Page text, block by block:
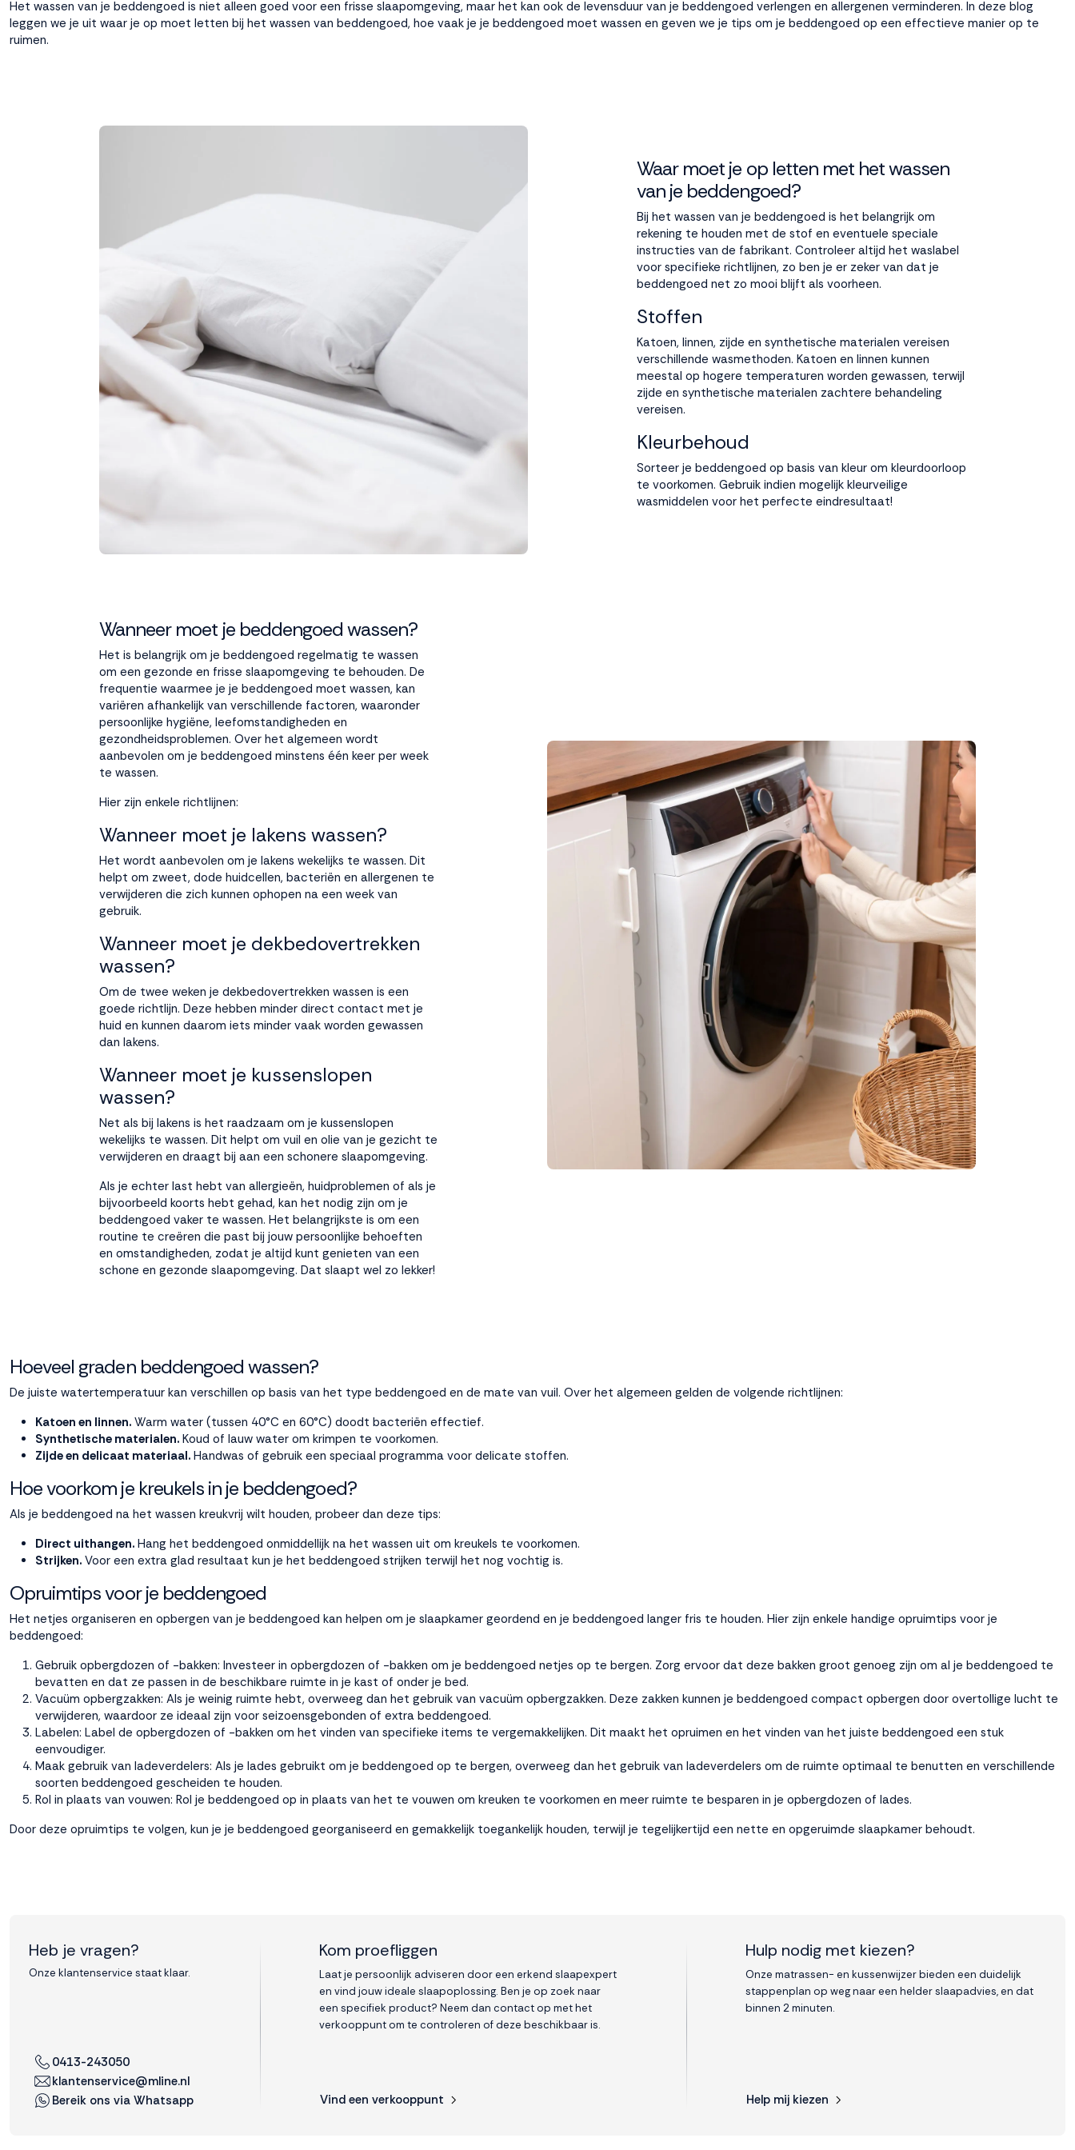
Het wassen van je beddengoed is niet alleen goed voor een frisse slaapomgeving, maar het kan ook de levensduur van je beddengoed verlengen en allergenen verminderen. In deze blog
leggen we je uit waar je op moet letten bij het wassen van beddengoed, hoe vaak je je beddengoed moet wassen en geven we je tips om je beddengoed op een effectieve manier op te
ruimen.
Waar moet je op letten met het wassen
van je beddengoed?
Bij het wassen van je beddengoed is het belangrijk om
rekening te houden met de stof en eventuele speciale
instructies van de fabrikant. Controleer altijd het waslabel
voor specifieke richtlijnen, zo ben je er zeker van dat je
beddengoed net zo mooi blijft als voorheen.
Stoffen
Katoen, linnen, zijde en synthetische materialen vereisen
verschillende wasmethoden. Katoen en linnen kunnen
meestal op hogere temperaturen worden gewassen, terwijl
zijde en synthetische materialen zachtere behandeling
vereisen.
Kleurbehoud
Sorteer je beddengoed op basis van kleur om kleurdoorloop
te voorkomen. Gebruik indien mogelijk kleurveilige
wasmiddelen voor het perfecte eindresultaat!
Wanneer moet je beddengoed wassen?
Het is belangrijk om je beddengoed regelmatig te wassen
om een gezonde en frisse slaapomgeving te behouden. De
frequentie waarmee je je beddengoed moet wassen, kan
variëren afhankelijk van verschillende factoren, waaronder
persoonlijke hygiëne, leefomstandigheden en
gezondheidsproblemen. Over het algemeen wordt
aanbevolen om je beddengoed minstens één keer per week
te wassen.
Hier zijn enkele richtlijnen:
Wanneer moet je lakens wassen?
Het wordt aanbevolen om je lakens wekelijks te wassen. Dit
helpt om zweet, dode huidcellen, bacteriën en allergenen te
verwijderen die zich kunnen ophopen na een week van
gebruik.
Wanneer moet je dekbedovertrekken
wassen?
Om de twee weken je dekbedovertrekken wassen is een
goede richtlijn. Deze hebben minder direct contact met je
huid en kunnen daarom iets minder vaak worden gewassen
dan lakens.
Wanneer moet je kussenslopen
wassen?
Net als bij lakens is het raadzaam om je kussenslopen
wekelijks te wassen. Dit helpt om vuil en olie van je gezicht te
verwijderen en draagt bij aan een schonere slaapomgeving.
Als je echter last hebt van allergieën, huidproblemen of als je
bijvoorbeeld koorts hebt gehad, kan het nodig zijn om je
beddengoed vaker te wassen. Het belangrijkste is om een
routine te creëren die past bij jouw persoonlijke behoeften
en omstandigheden, zodat je altijd kunt genieten van een
schone en gezonde slaapomgeving. Dat slaapt wel zo lekker!
Hoeveel graden beddengoed wassen?
De juiste watertemperatuur kan verschillen op basis van het type beddengoed en de mate van vuil. Over het algemeen gelden de volgende richtlijnen:
Katoen en linnen. Warm water (tussen 40°C en 60°C) doodt bacteriën effectief.
Synthetische materialen. Koud of lauw water om krimpen te voorkomen.
Zijde en delicaat materiaal. Handwas of gebruik een speciaal programma voor delicate stoffen.
Hoe voorkom je kreukels in je beddengoed?
Als je beddengoed na het wassen kreukvrij wilt houden, probeer dan deze tips:
Direct uithangen. Hang het beddengoed onmiddellijk na het wassen uit om kreukels te voorkomen.
Strijken. Voor een extra glad resultaat kun je het beddengoed strijken terwijl het nog vochtig is.
Opruimtips voor je beddengoed
Het netjes organiseren en opbergen van je beddengoed kan helpen om je slaapkamer geordend en je beddengoed langer fris te houden. Hier zijn enkele handige opruimtips voor je
beddengoed:
Gebruik opbergdozen of -bakken: Investeer in opbergdozen of -bakken om je beddengoed netjes op te bergen. Zorg ervoor dat deze bakken groot genoeg zijn om al je beddengoed te
bevatten en dat ze passen in de beschikbare ruimte in je kast of onder je bed.
Vacuüm opbergzakken: Als je weinig ruimte hebt, overweeg dan het gebruik van vacuüm opbergzakken. Deze zakken kunnen je beddengoed compact opbergen door overtollige lucht te
verwijderen, waardoor ze ideaal zijn voor seizoensgebonden of extra beddengoed.
Labelen: Label de opbergdozen of -bakken om het vinden van specifieke items te vergemakkelijken. Dit maakt het opruimen en het vinden van het juiste beddengoed een stuk
eenvoudiger.
Maak gebruik van ladeverdelers: Als je lades gebruikt om je beddengoed op te bergen, overweeg dan het gebruik van ladeverdelers om de ruimte optimaal te benutten en verschillende
soorten beddengoed gescheiden te houden.
Rol in plaats van vouwen: Rol je beddengoed op in plaats van het te vouwen om kreuken te voorkomen en meer ruimte te besparen in je opbergdozen of lades.
Door deze opruimtips te volgen, kun je je beddengoed georganiseerd en gemakkelijk toegankelijk houden, terwijl je tegelijkertijd een nette en opgeruimde slaapkamer behoudt.
Heb je vragen?
Onze klantenservice staat klaar.
0413-243050
klantenservice@mline.nl
Bereik ons via Whatsapp
Kom proefliggen
Laat je persoonlijk adviseren door een erkend slaapexpert
en vind jouw ideale slaapoplossing. Ben je op zoek naar
een specifiek product? Neem dan contact op met het
verkooppunt om te controleren of deze beschikbaar is.
Vind een verkooppunt
Hulp nodig met kiezen?
Onze matrassen- en kussenwijzer bieden een duidelijk
stappenplan op weg naar een helder slaapadvies, en dat
binnen 2 minuten.
Help mij kiezen